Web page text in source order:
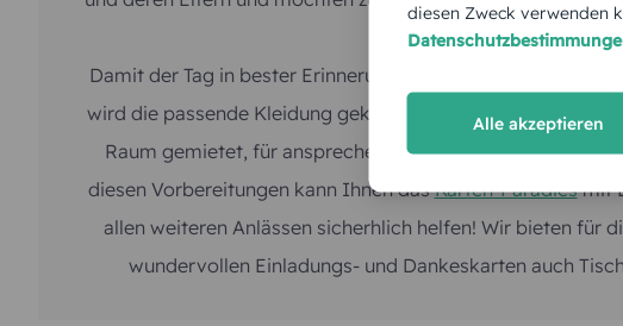
diesen Zweck verwenden
Alle akzeptieren